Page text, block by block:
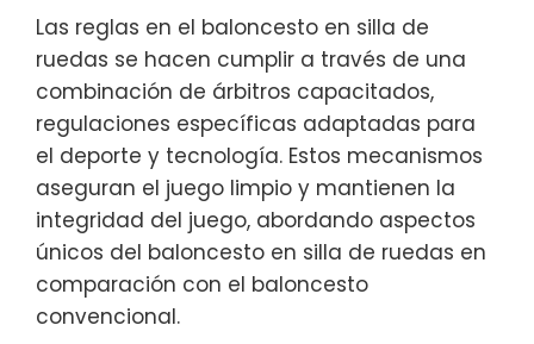
Las reglas en el baloncesto en silla de
ruedas se hacen cumplir a través de una
combinación de árbitros capacitados,
regulaciones específicas adaptadas para
el deporte y tecnología. Estos mecanismos
aseguran el juego limpio y mantienen la
integridad del juego, abordando aspectos
únicos del baloncesto en silla de ruedas en
comparación con el baloncesto
convencional.